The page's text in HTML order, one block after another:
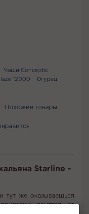
Чаши Conceptic
12000
Огурец
Похожие товары
Starline -
тут же оказываешься
ломятся от